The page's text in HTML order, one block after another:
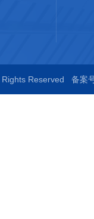
Rights Reserved 备案